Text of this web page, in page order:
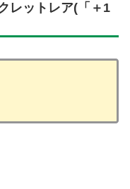
レットレア(「＋1